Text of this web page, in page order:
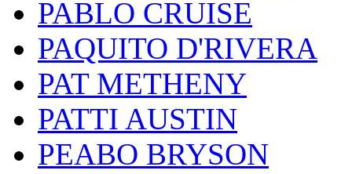
PABLO CRUISE
PAQUITO D'RIVERA
PAT METHENY
PATTI AUSTIN
PEABO BRYSON